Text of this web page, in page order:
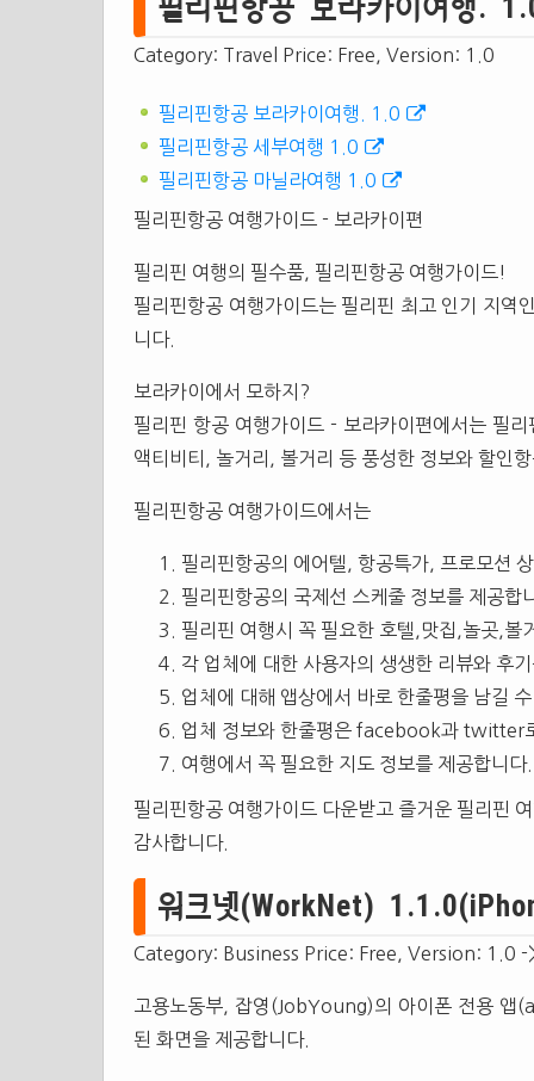
필리핀항공 보라카이여행.
Category: Travel Price: Free, Version: 1.0
필리핀항공 보라카이여행. 1.0
필리핀항공 세부여행 1.0
필리핀항공 마닐라여행 1.0
필리핀항공 여행가이드 - 보라카이편
필리핀 여행의 필수품, 필리핀항공 여행가이드!
필리핀항공 여행가이드는 필리핀 최고 인기 지
니다.
보라카이에서 모하지?
필리핀 항공 여행가이드 - 보라카이편에서는 필
액티비티, 놀거리, 볼거리 등 풍성한 정보와 할인
필리핀항공 여행가이드에서는
필리핀항공의 에어텔, 항공특가, 프로모션
필리핀항공의 국제선 스케줄 정보를 제공합
필리핀 여행시 꼭 필요한 호텔,맛집,놀곳,볼
각 업체에 대한 사용자의 생생한 리뷰와 후
업체에 대해 앱상에서 바로 한줄평을 남길
업체 정보와 한줄평은 facebook과 twitter
여행에서 꼭 필요한 지도 정보를 제공합니다.
필리핀항공 여행가이드 다운받고 즐거운 필리핀
감사합니다.
워크넷(WorkNet)
Category: Business Price: Free, Version: 1.0
고용노동부, 잡영(JobYoung)의 아이폰 전용 앱
된 화면을 제공합니다.